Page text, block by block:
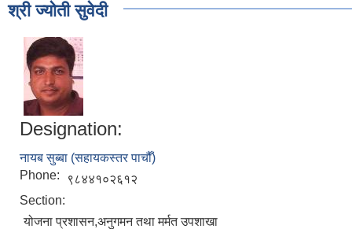
श्री ज्योती सुवेदी
Designation:
नायब सुब्बा (सहायकस्तर पाचौँ)
Phone:
९८४४१०२६१२
Section:
योजना प्रशासन,अनुगमन तथा मर्मत उपशाखा